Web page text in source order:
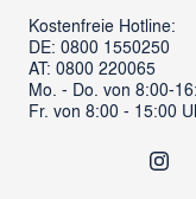
Verantwortung
ProSales Gastronomie
LIVING Möbel
Newsletter
Händlersuche
Retoure anmelden
Vertrag widerrufen
Kostenfreie Hotline:
DE: 0800 1550250
AT: 0800 220065
Mo. - Do. von 8:00-
Fr. von 8:00 - 15:00